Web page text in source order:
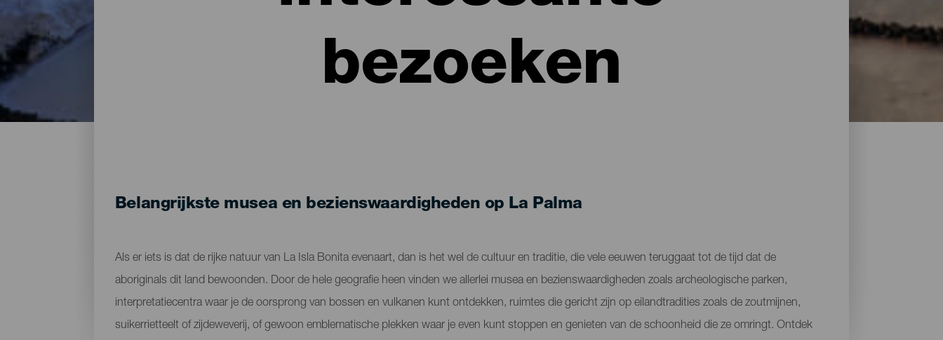
bezoeken
Belangrijkste musea en bezienswaardigheden op La Palma
Als er iets is dat de rijke natuur van La Isla Bonita evenaart, dan is het wel de cultuur en traditie, die vele eeuwen teruggaat tot de tijd dat de
aboriginals dit land bewoonden. Door de hele geografie heen vinden we allerlei musea en bezienswaardigheden zoals archeologische parken,
interpretatiecentra waar je de oorsprong van bossen en vulkanen kunt ontdekken, ruimtes die gericht zijn op eilandtradities zoals de zoutmijnen,
suikerrietteelt of zijdeweverij, of gewoon emblematische plekken waar je even kunt stoppen en genieten van de schoonheid die ze omringt. Ontdek